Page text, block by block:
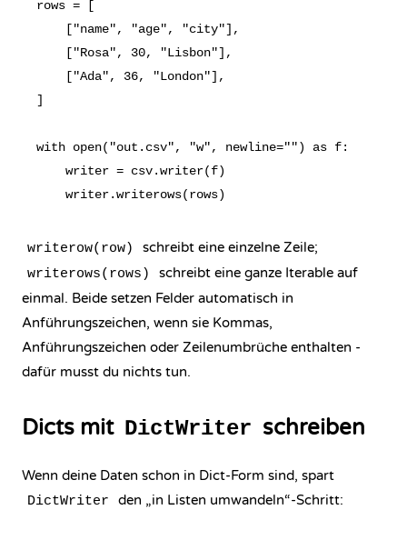
rows = [
    ["name", "age", "city"],
    ["Rosa", 30, "Lisbon"],
    ["Ada", 36, "London"],
]
with open("out.csv", "w", newline="") as f:
    writer = csv.writer(f)
writerow(row) schreibt eine einzelne Zeile;
writerows(rows)
schreibt eine ganze Iterable auf
einmal. Beide setzen Felder automatisch in
Anführungszeichen, wenn sie Kommas,
Anführungszeichen oder Zeilenumbrüche enthalten -
dafür musst du nichts tun.
Dicts mit DictWriter schreiben
Wenn deine Daten schon in Dict-Form sind, spart
DictWriter den „in Listen umwandeln“-Schritt: